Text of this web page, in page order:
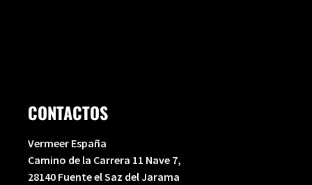
CONTACTOS
Vermeer España
Camino de la Carrera 11 Nave 7,
28140 Fuente el Saz del Jarama